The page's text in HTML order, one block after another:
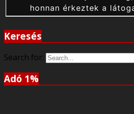
Keresés
Search for:
Adó 1%